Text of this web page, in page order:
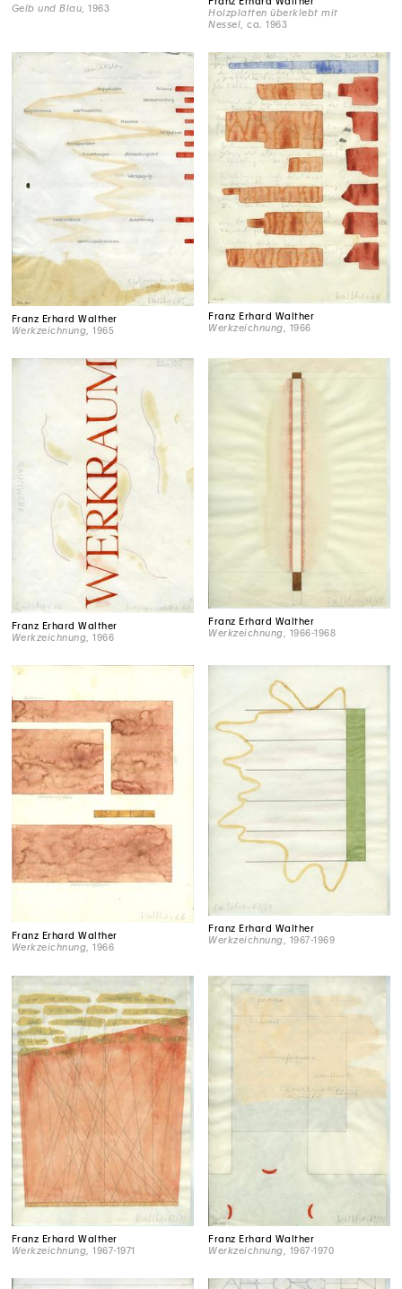
Gelb und Blau, 1963
Holzplatten überklebt mit
Nessel , ca. 1963
Franz Erhard Walther
Werkzeichnung , 1965
Franz Erhard Walther
Werkzeichnung , 1966
Franz Erhard Walther
Werkzeichnung , 1966
Franz Erhard Walther
Werkzeichnung , 1966-1968
Franz Erhard Walther
Werkzeichnung , 1966
Franz Erhard Walther
Werkzeichnung, 1967-1969
Franz Erhard Walther
Werkzeichnung , 1967-1971
Franz Erhard Walther
Werkzeichnung , 1967-1970